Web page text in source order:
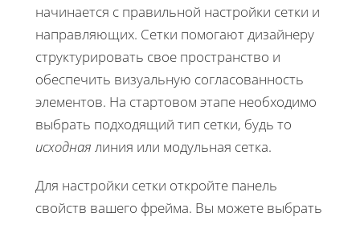
начинается с правильной настройки сетки и
направляющих. Сетки помогают дизайнеру
структурировать свое пространство и
обеспечить визуальную согласованность
элементов. На стартовом этапе необходимо
выбрать подходящий тип сетки, будь то
исходная линия или модульная сетка.
Для настройки сетки откройте панель
свойств вашего фрейма. Вы можете выбрать